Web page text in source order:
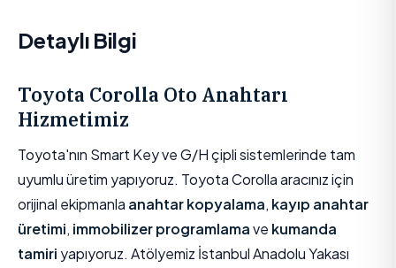
Detaylı Bilgi
Toyota Corolla Oto Anahtarı
Hizmetimiz
Toyota'nın Smart Key ve G/H çipli sistemlerinde tam
uyumlu üretim yapıyoruz. Toyota Corolla aracınız için
orijinal ekipmanla anahtar kopyalama, kayıp anahtar
üretimi, immobilizer programlamave kumanda
tamiri yapıyoruz. Atölyemiz İstanbul Anadolu Yakası